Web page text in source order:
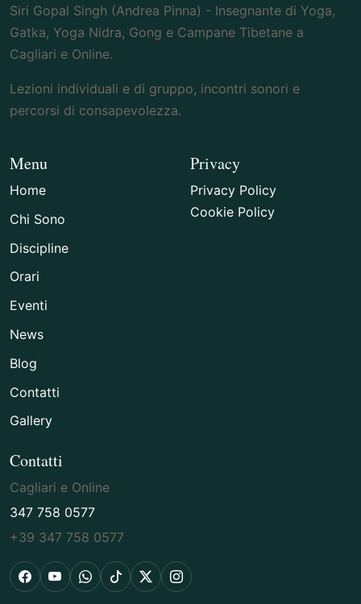
Siri Gopal Singh (Andrea Pinna) - Insegnante di Yoga,
Gatka, Yoga Nidra, Gong e Campane Tibetane a
Cagliari e Online.
Lezioni individuali e di gruppo, incontri sonori e
percorsi di consapevolezza.
Menu
Home
Chi Sono
Discipline
Orari
Eventi
News
Blog
Contatti
Gallery
Privacy
Privacy Policy
Cookie Policy
Contatti
Cagliari e Online
347 758 0577
+39 347 758 0577
Facebook
YouTubeWhatsApp
TikTok
X Instagram